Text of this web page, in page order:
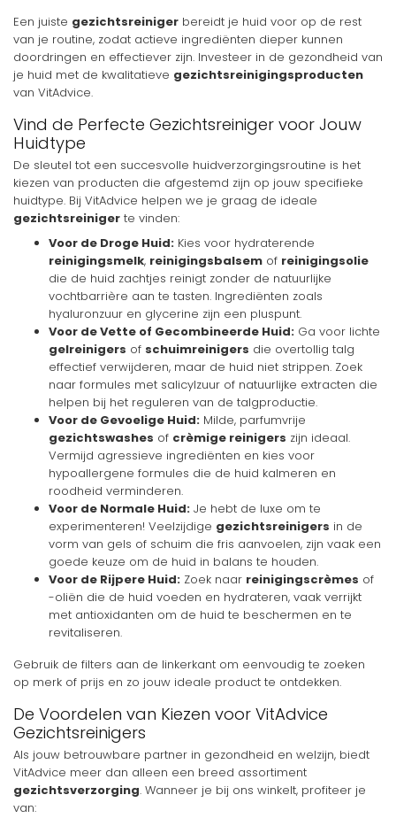
Een juiste gezichtsreiniger bereidt je huid voor op de rest
van je routine, zodat actieve ingrediënten dieper kunnen
doordringen en effectiever zijn. Investeer in de gezondheid van
je huid met de kwalitatieve gezichtsreinigingsproducten
van VitAdvice.
Vind de Perfecte Gezichtsreiniger voor Jouw
Huidtype
De sleutel tot een succesvolle huidverzorgingsroutine is het
kiezen van producten die afgestemd zijn op jouw specifieke
huidtype. Bij VitAdvice helpen we je graag de ideale
gezichtsreiniger te vinden:
Voor de Droge Huid: Kies voor hydraterende
reinigingsmelk, reinigingsbalsem of reinigingsolie
die de huid zachtjes reinigt zonder de natuurlijke
vochtbarrière aan te tasten. Ingrediënten zoals
hyaluronzuur en glycerine zijn een pluspunt.
Voor de Vette of Gecombineerde Huid: Ga voor lichte
gelreinigers of schuimreinigers die overtollig talg
effectief verwijderen, maar de huid niet strippen. Zoek
naar formules met salicylzuur of natuurlijke extracten die
helpen bij het reguleren van de talgproductie.
Voor de Gevoelige Huid: Milde, parfumvrije
gezichtswashes of crèmige reinigers zijn ideaal.
Vermijd agressieve ingrediënten en kies voor
hypoallergene formules die de huid kalmeren en
roodheid verminderen.
Voor de Normale Huid: Je hebt de luxe om te
experimenteren! Veelzijdige gezichtsreinigers in de
vorm van gels of schuim die fris aanvoelen, zijn vaak een
goede keuze om de huid in balans te houden.
Voor de Rijpere Huid: Zoek naar reinigingscrèmes of
-oliën die de huid voeden en hydrateren, vaak verrijkt
met antioxidanten om de huid te beschermen en te
revitaliseren.
Gebruik de filters aan de linkerkant om eenvoudig te zoeken
op merk of prijs en zo jouw ideale product te ontdekken.
De Voordelen van Kiezen voor VitAdvice
Gezichtsreinigers
Als jouw betrouwbare partner in gezondheid en welzijn, biedt
VitAdvice meer dan alleen een breed assortiment
gezichtsverzorging. Wanneer je bij ons winkelt, profiteer je
van: